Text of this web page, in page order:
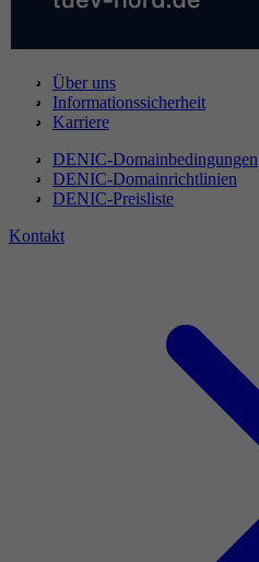
Über uns
Informationssicherheit
Karriere
DENIC-Domainbedingungen
DENIC-Domainrichtlinien
DENIC-Preisliste
Kontakt